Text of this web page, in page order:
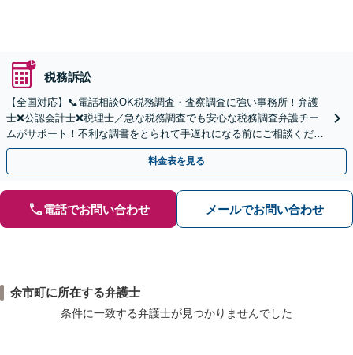
税務訴訟
【全国対応】📞電話相談OK税務調査・査察調査に強い事務所！弁護
士❌公認会計士❌税理士／急な税務調査でも安心な税務調査弁護チー
ムがサポート！不利な調書をとられて手遅れになる前にご相談くださ
い。
料金表を見る
電話でお問い合わせ メールでお問い合わせ
余市町に所在する弁護士
条件に一致する弁護士が見つかりませんでした